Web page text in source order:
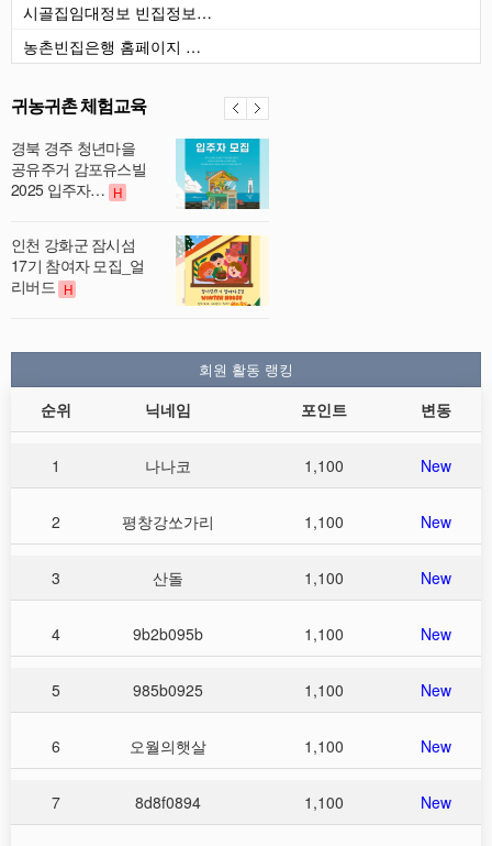
시골집임대정보 빈집정보…
농촌빈집은행 홈페이지 …
귀농귀촌 체험교육
경북 경주 청년마을
공유주거 감포유스빌
2025 입주자… H
인천 강화군 잠시섬
17기 참여자 모집_얼
리버드 H
회원 활동 랭킹
순위 닉네임 포인트 변동
1 나나코 1,100 New
2 평창강쏘가리 1,100 New
3 산돌 1,100 New
4 9b2b095b 1,100 New
5 985b0925 1,100 New
6 오월의햇살 1,100 New
7 8d8f0894 1,100 New